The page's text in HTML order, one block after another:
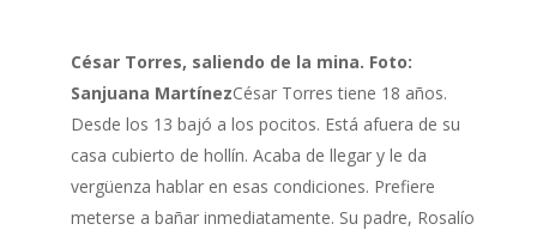
César Torres, saliendo de la mina. Foto:
Sanjuana MartínezCésar Torres tiene 18 años.
Desde los 13 bajó a los pocitos. Está afuera de su
casa cubierto de hollín. Acaba de llegar y le da
vergüenza hablar en esas condiciones. Prefiere
meterse a bañar inmediatamente. Su padre, Rosalío